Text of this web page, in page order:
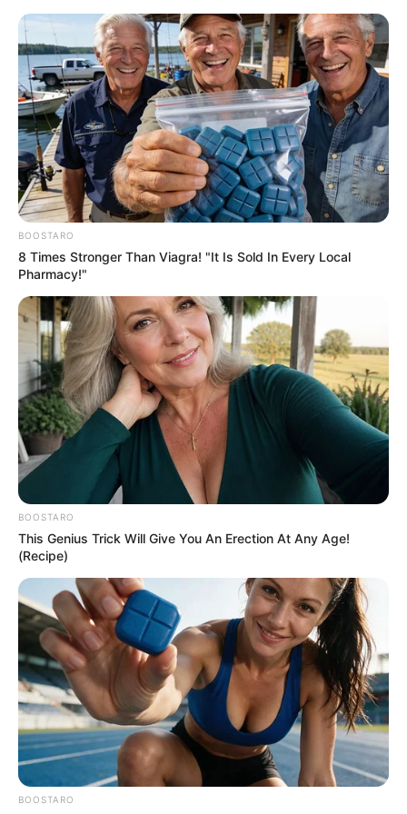
Azərbaycanda faciə:Ərlə arvadın
meyiti tapıldı
12 ay sonra qüvvəyə minəcək —Milli
Məclisin yeni QƏRARI
CƏMİYYƏT 880 12.06.2026, 14:39
Milli Məclis Azərbaycanda yaş məhdudiyyəti tətbiq
edilən sosial şəbəkə platformalarının fəaliyyəti ilə bağlı
BOOSTARO
8 Times Stronger Than Viagra! "It Is Sold In Every Local
Pharmacy!"
BOOSTARO
This Genius Trick Will Give You An Erection At Any Age!
(Recipe)
BOOSTARO